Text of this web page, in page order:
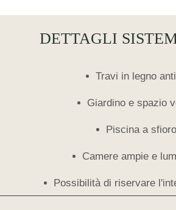
DETTAGLI
Travi in legno
Giardino e spazio
Piscina a sfioro
Camere ampie e
Possibilità di riservare